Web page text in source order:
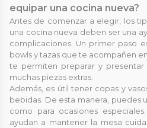
equipar una cocina nueva?
Antes de comenzar a elegir, los
una cocina nueva deben ser una
complicaciones. Un primer paso
bowls y tazas que te acompañen
te permiten preparar y
muchas piezas extras.
Además, es útil tener copas y
bebidas. De esta manera, puedes
como para ocasiones
ayudan a mantener la mesa